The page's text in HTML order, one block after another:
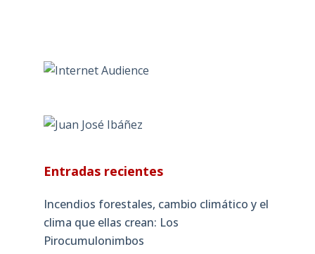
Entradas recientes
Incendios forestales, cambio climático y el
clima que ellas crean: Los
Pirocumulonimbos